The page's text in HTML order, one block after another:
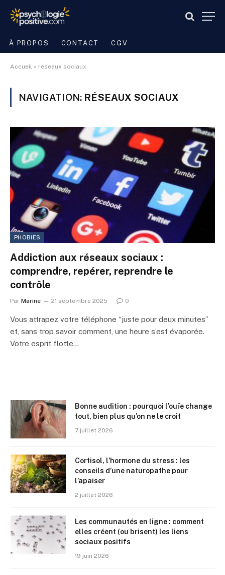
À PROPOS CONTACT CGV
Accueil » réseaux sociaux
NAVIGATION: RÉSEAUX SOCIAUX
PHOBIES
Addiction aux réseaux sociaux :
comprendre, repérer, reprendre le
contrôle
Par Marine 21 septembre 2025 0
Vous attrapez votre téléphone “juste pour deux minutes”
et, sans trop savoir comment, une heure s’est évaporée.
Votre esprit flotte…
Bonne audition : pourquoi l’ouïe change
tout, bien plus qu’on ne le croit
7 juillet 2026
Cortisol, l’hormone du stress : les
conseils d’une naturopathe pour
l’apaiser
2 juillet 2026
Les communautés en ligne : comment
elles créent (ou brisent) les liens
sociaux positifs
19 juin 2026